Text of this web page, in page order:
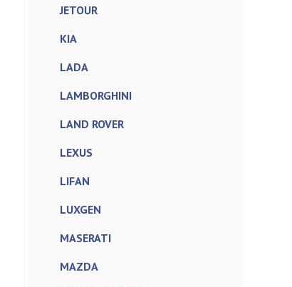
JETOUR
KIA
LADA
LAMBORGHINI
LAND ROVER
LEXUS
LIFAN
LUXGEN
MASERATI
MAZDA